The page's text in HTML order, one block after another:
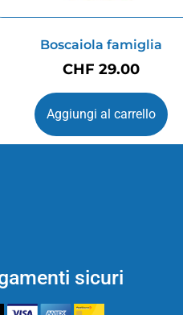
Boscaiola famiglia
CHF 29.00
Aggiungi al carrello
sicuri